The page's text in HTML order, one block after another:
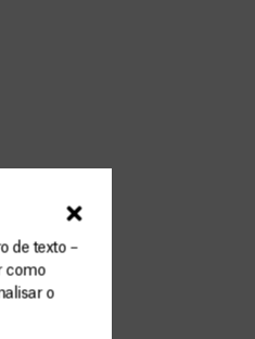
de texto –
como
o